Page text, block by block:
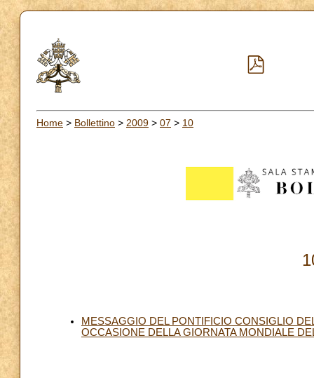
Home > Bollettino > 2009 > 07 > 10
MESSAGGIO DEL PONTIFICIO CONSIGLIO
OCCASIONE DELLA GIORNATA MONDIALE